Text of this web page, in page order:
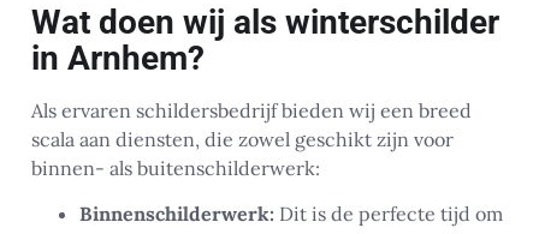
Wat doen wij als winterschilder
in Arnhem?
Als ervaren schildersbedrijf bieden wij een breed
scala aan diensten, die zowel geschikt zijn voor
binnen- als buitenschilderwerk:
Binnenschilderwerk: Dit is de perfecte tijd om